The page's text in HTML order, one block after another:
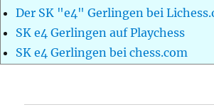
Der SK "e4" Gerlingen bei
SK e4 Gerlingen auf Playchess
SK e4 Gerlingen bei chess.com